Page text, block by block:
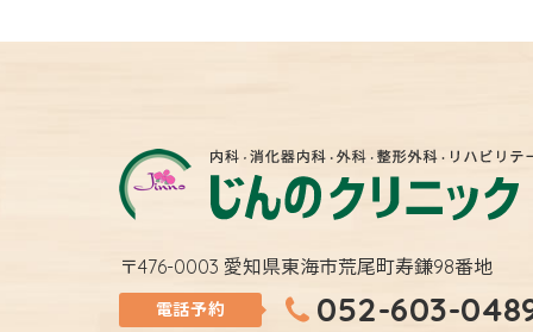
〒476-0003 愛知県東海市荒尾町寿鎌98番地
電話予約 052-603-